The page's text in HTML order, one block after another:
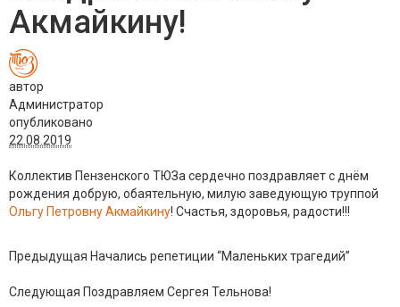
Акмайкину!
автор
Администратор
опубликовано
22.08.2019
Коллектив Пензенского ТЮЗа сердечно поздравляет с днём
рождения добрую, обаятельную, милую заведующую труппой
Ольгу Петровну Акмайкину! Счастья, здоровья, радости!!!
Предыдущая Начались репетиции “Маленьких трагедий”
Следующая Поздравляем Сергея Тельнова!